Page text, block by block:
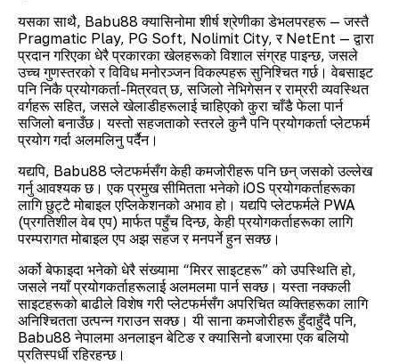
यसका साथै, Babu88 क्यासिनोमा शीर्ष श्रेणीका डेभलपरहरू — जस्तै
Pragmatic Play, PG Soft, Nolimit City, र NetEnt — द्वारा
प्रदान गरिएका धेरै प्रकारका खेलहरूको विशाल संग्रह पाइन्छ, जसले
उच्च गुणस्तरको र विविध मनोरञ्जन विकल्पहरू सुनिश्चित गर्छ। वेबसाइट
पनि निकै प्रयोगकर्ता-मित्रवत् छ, सजिलो नेभिगेसन र राम्ररी व्यवस्थित
वर्गहरू सहित, जसले खेलाडीहरूलाई चाहिएको कुरा चाँडै फेला पार्न
सजिलो बनाउँछ। यस्तो सहजताको स्तरले कुनै पनि प्रयोगकर्ता प्लेटफर्म
प्रयोग गर्दा अलमलिनु पर्दैन।
यद्यपि, Babu88 प्लेटफर्मसँग केही कमजोरीहरू पनि छन् जसको उल्लेख
गर्नु आवश्यक छ। एक प्रमुख सीमितता भनेको iOS प्रयोगकर्ताहरूका
लागि छुट्टै मोबाइल एप्लिकेशनको अभाव हो। यद्यपि प्लेटफर्मले PWA
(प्रगतिशील वेब एप) मार्फत पहुँच दिन्छ, केही प्रयोगकर्ताहरूका लागि
परम्परागत मोबाइल एप अझ सहज र मनपर्ने हुन सक्छ।
अर्को बेफाइदा भनेको धेरै संख्यामा “मिरर साइटहरू” को उपस्थिति हो,
जसले नयाँ प्रयोगकर्ताहरूलाई अलमलमा पार्न सक्छ। यस्ता नक्कली
साइटहरूको बाढीले विशेष गरी प्लेटफर्मसँग अपरिचित व्यक्तिहरूका लागि
अनिश्चितता उत्पन्न गराउन सक्छ। यी साना कमजोरीहरू हुँदाहुँदै पनि,
Babu88 नेपालमा अनलाइन बेटिङ र क्यासिनो बजारमा एक बलियो
प्रतिस्पर्धी रहिरहन्छ।